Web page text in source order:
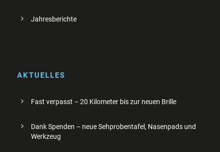
Jahresberichte
AKTUELLES
Fast verpasst – 20 Kilometer bis zur neuen Brille
Dank Spenden – neue Sehprobentafel, Nasenpads und
Werkzeug